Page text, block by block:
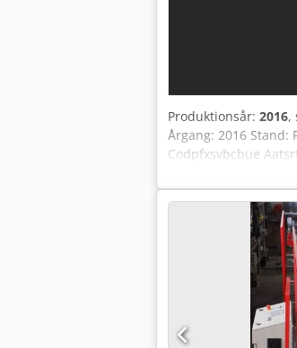
Produktionsår: 2016,
Årgang: 2016 Stand:
Codpfxsvbcbue
mm Kalender rulle-
stations opruller
med forbehold for